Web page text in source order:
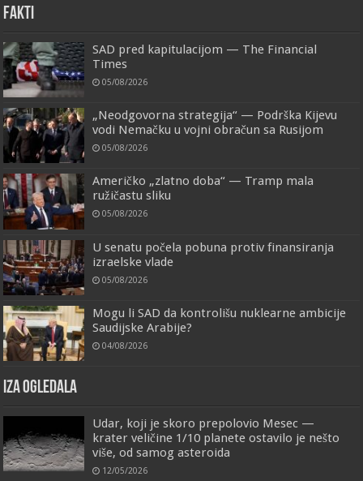
FAKTI
SAD pred kapitulacijom — The Financial
Times
05/08/2026
„Neodgovorna strategija“ — Podrška Kijevu
vodi Nemačku u vojni obračun sa Rusijom
05/08/2026
Američko „zlatno doba“ — Tramp mala
ružičastu sliku
05/08/2026
U senatu počela pobuna protiv finansiranja
izraelske vlade
05/08/2026
Mogu li SAD da kontrolišu nuklearne ambicije
Saudijske Arabije?
04/08/2026
IZA OGLEDALA
Udar, koji je skoro prepolovio Mesec —
krater veličine 1/10 planete ostavilo je nešto
više, od samog asteroida
12/05/2026